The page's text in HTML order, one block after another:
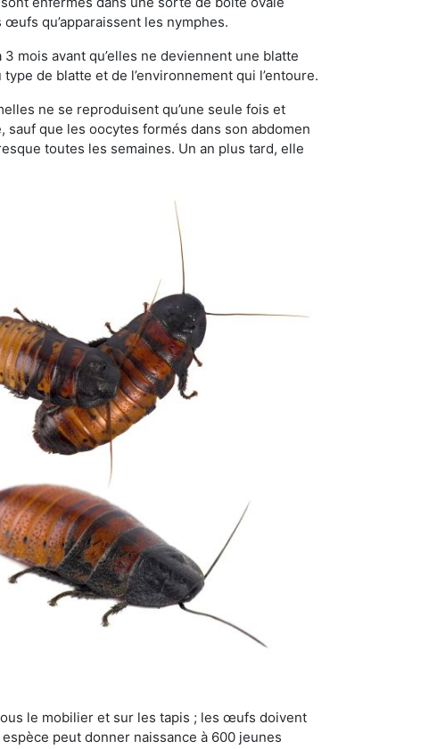
qu’apparaissent les nymphes.
mois avant qu’elles ne deviennent une blatte
de blatte et de l’environnement qui l’entoure.
ne se reproduisent qu’une seule fois et
que les oocytes formés dans son abdomen
toutes les semaines. Un an plus tard, elle
le mobilier et sur les tapis ; les œufs doivent
peut donner naissance à 600 jeunes